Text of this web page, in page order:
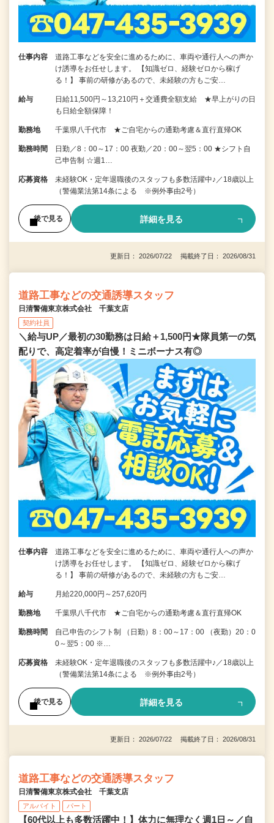
仕事内容
道路工事などを安全に進めるために、車両や通行人への声か
け誘導をお任せします。 【知識ゼロ、経験ゼロから稼げ
る！】 事前の研修があるので、未経験の方もご安…
給与
日給11,500円～13,210円＋交通費全額支給 ★早上がりの日
も日給全額保障！
勤務地 千葉県八千代市 ★ご自宅からの通勤考慮＆直行直帰OK
勤務時間
日勤／8：00～17：00 夜勤／20：00～翌5：00 ★シフト自
己申告制 ☆週1…
応募資格
未経験OK・定年退職後のスタッフも多数活躍中♪／18歳以上
（警備業法第14条による ※例外事由2号）
後で見る 詳細を見る
更新日： 2026/07/22 掲載終了日： 2026/08/31
道路工事などの交通誘導スタッフ
日清警備東京株式会社 千葉支店
契約社員
＼給与UP／最初の30勤務は日給＋1,500円★隊員第一の気
配りで、高定着率が自慢！ミニボーナス有◎
仕事内容
道路工事などを安全に進めるために、車両や通行人への声か
け誘導をお任せします。 【知識ゼロ、経験ゼロから稼げ
る！】 事前の研修があるので、未経験の方もご安…
給与 月給220,000円～257,620円
勤務地 千葉県八千代市 ★ご自宅からの通勤考慮＆直行直帰OK
勤務時間
自己申告のシフト制 （日勤）8：00～17：00 （夜勤）20：0
0～翌5：00 ※…
応募資格
未経験OK・定年退職後のスタッフも多数活躍中♪／18歳以上
（警備業法第14条による ※例外事由2号）
後で見る 詳細を見る
更新日： 2026/07/22 掲載終了日： 2026/08/31
道路工事などの交通誘導スタッフ
日清警備東京株式会社 千葉支店
アルバイト パート
【60代以上も多数活躍中！】体力に無理なく週1日～／自